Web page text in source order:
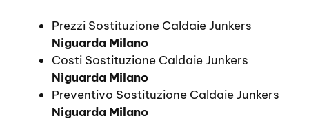
Prezzi Sostituzione Caldaie Junkers
Niguarda Milano
Costi Sostituzione Caldaie Junkers
Niguarda Milano
Preventivo Sostituzione Caldaie Junkers
Niguarda Milano